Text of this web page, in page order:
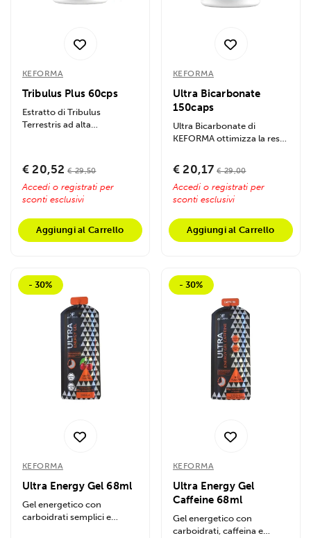
KEFORMA
Tribulus Plus 60cps
Estratto di Tribulus
Terrestris ad alta
€ 20,52 € 29,50
Accedi o registrati per
sconti esclusivi
Aggiungi al Carrello
KEFORMA
Ultra Bicarbonate
150caps
Ultra Bicarbonate di
KEFORMA ottimizza la resa
muscoli dalle...
€ 20,17 € 29,00
Accedi o registrati per
sconti esclusivi
Aggiungi al Carrello
- 30%
KEFORMA
Ultra Energy Gel 68ml
Gel energetico con
carboidrati semplici e
- 30%
KEFORMA
Ultra Energy Gel
Caffeine 68ml
Gel energetico con
carboidrati, caffeina e